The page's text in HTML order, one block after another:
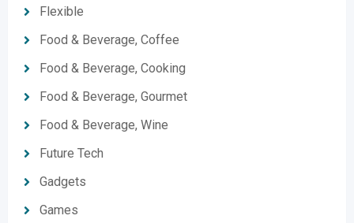
Flexible
Food & Beverage, Coffee
Food & Beverage, Cooking
Food & Beverage, Gourmet
Food & Beverage, Wine
Future Tech
Gadgets
Games